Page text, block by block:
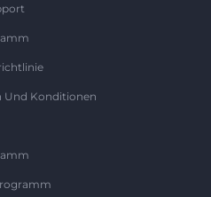
Und Konditionen